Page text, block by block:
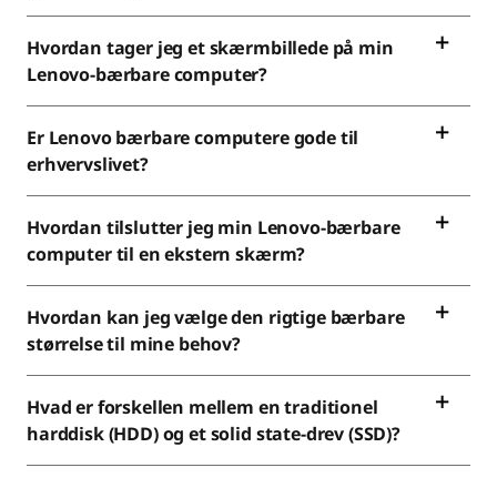
Hvordan tager jeg et skærmbillede på min
Lenovo-bærbare computer?
Er Lenovo bærbare computere gode til
erhvervslivet?
Hvordan tilslutter jeg min Lenovo-bærbare
computer til en ekstern skærm?
Hvordan kan jeg vælge den rigtige bærbare
størrelse til mine behov?
Hvad er forskellen mellem en traditionel
harddisk (HDD) og et solid state-drev (SSD)?